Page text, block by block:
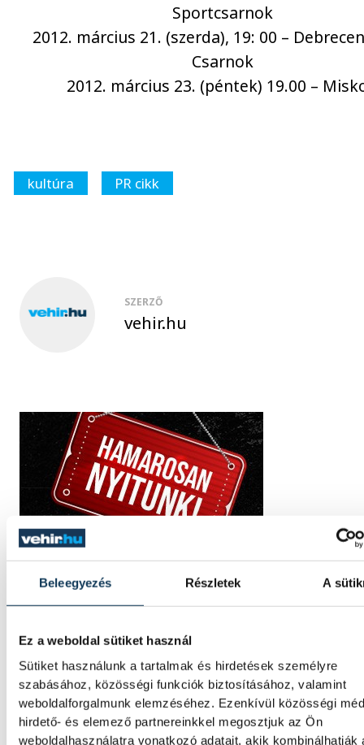
Beleegyezés Részletek A
Ez a weboldal sütiket használ
Sütiket használunk a tartalmak és hirdetések személyre
szabásához, közösségi funkciók biztosításához, valamint
weboldalforgalmunk elemzéséhez. Ezenkívül közösségi
hirdető- és elemező partnereinkkel megosztjuk az Ön
weboldalhasználatra vonatkozó adatait, akik kombinálhatják
Sportcsarnok
2012. március 21. (szerda), 19: 00 –
Csarnok
2012. március 23. (péntek) 19.00 –
kultúra PR cikk
SZERZŐ
vehir.hu